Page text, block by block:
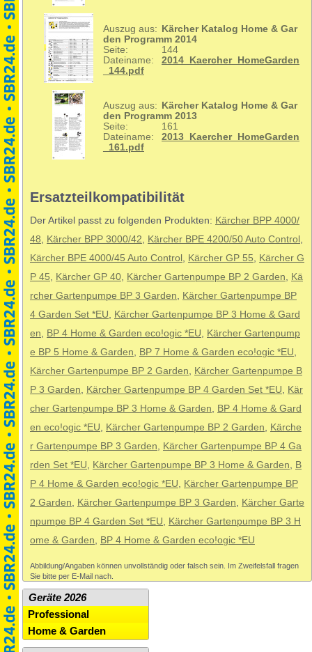
Auszug aus:
Kärcher Katalog Home & Gar
den Programm 2014
Seite:
144
Dateiname:
2014_Kaercher_HomeGarden
_144.pdf
Auszug aus:
Kärcher Katalog Home & Gar
den Programm 2013
Seite:
161
Dateiname:
2013_Kaercher_HomeGarden
_161.pdf
Ersatzteilkompatibilität
Der Artikel passt zu folgenden Produkten: Kärcher BPP 4000/
48
Kärcher BPP 3000/42 Kärcher BPE 4200/50 Auto Control
Kärcher BPE 4000/45 Auto Control Kärcher GP 55
Kärcher G
P 45
Kärcher GP 40 Kärcher Gartenpumpe BP 2 Garden
Kä
rcher Gartenpumpe BP 3 Garden
Kärcher Gartenpumpe BP
4 Garden Set *EU
Kärcher Gartenpumpe BP 3 Home & Gard
en
BP 4 Home & Garden eco!ogic *EU
Kärcher Gartenpump
e BP 5 Home & Garden
BP 7 Home & Garden eco!ogic *EU
Kärcher Gartenpumpe BP 2 Garden
Kärcher Gartenpumpe B
P 3 Garden
Kärcher Gartenpumpe BP 4 Garden Set *EU
Kär
cher Gartenpumpe BP 3 Home & Garden
BP 4 Home & Gard
en eco!ogic *EU
Kärcher Gartenpumpe BP 2 Garden
Kärche
r Gartenpumpe BP 3 Garden
Kärcher Gartenpumpe BP 4 Ga
rden Set *EU
Kärcher Gartenpumpe BP 3 Home & Garden
B
P 4 Home & Garden eco!ogic *EU
Kärcher Gartenpumpe BP
2 Garden
Kärcher Gartenpumpe BP 3 Garden
Kärcher Garte
npumpe BP 4 Garden Set *EU
Kärcher Gartenpumpe BP 3 H
ome & Garden
BP 4 Home & Garden eco!ogic *EU
Abbildung/Angaben können unvollständig oder falsch sein. Im Zweifelsfall fragen
Sie bitte per E-Mail nach.
Geräte 2026
Professional
Home & Garden